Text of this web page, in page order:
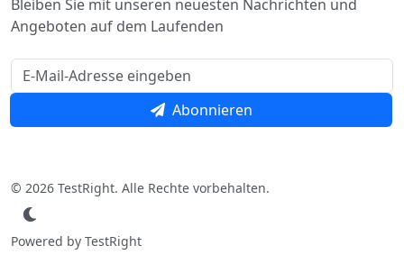
Bleiben Sie mit unseren neuesten Nachrichten und
Angeboten auf dem Laufenden
Abonnieren
© 2026 TestRight. Alle Rechte vorbehalten.
Powered by TestRight